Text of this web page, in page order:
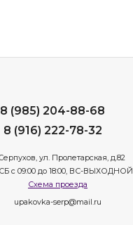
8 (985) 204-88-68
8 (916) 222-78-32
ул. Пролетарская, д.82
с 09:00 до 18:00, ВС-ВЫХОДНОЙ
Схема проезда
upakovka-serp@mail.ru